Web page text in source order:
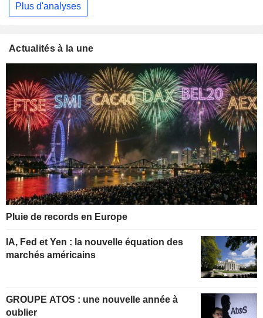
Plus d'analyses
Actualités à la une
Pluie de records en Europe
IA, Fed et Yen : la nouvelle équation des
marchés américains
GROUPE ATOS : une nouvelle année à
oublier